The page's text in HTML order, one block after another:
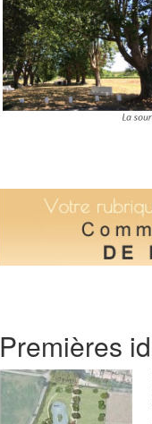
Premières